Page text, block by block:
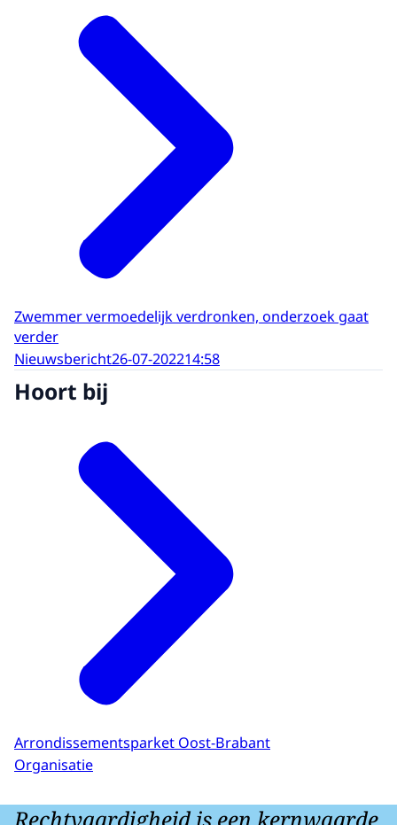
Zwemmer vermoedelijk verdronken, onderzoek gaat
verder
Nieuwsbericht26-07-202214:58
Hoort bij
Arrondissementsparket Oost-Brabant
Organisatie
Rechtvaardigheid is een kernwaarde